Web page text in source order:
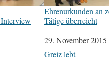
Ehrenurkunden an
Tätige überreicht
Datum
29. November 2015
In Bezug auf
Greiz lebt